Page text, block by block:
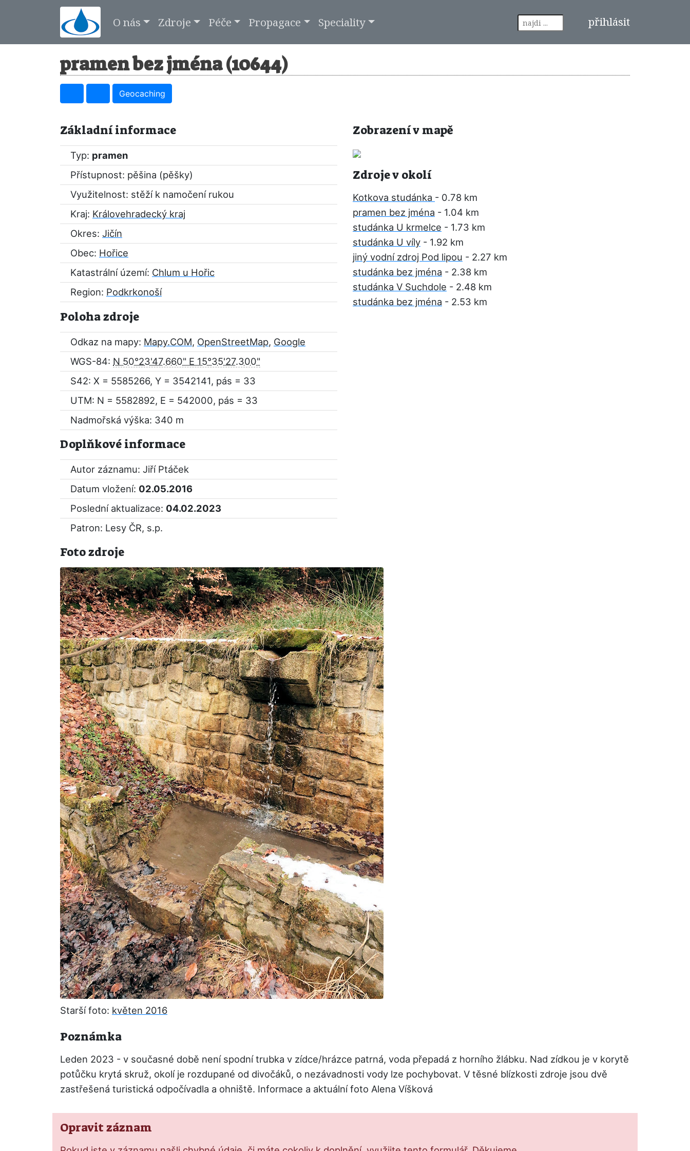
O nás Zdroje Péče Propagace Speciality přihlásit
pramen bez jména (10644)
Geocaching
Základní informace
Typ: pramen
Přístupnost: pěšina (pěšky)
Využitelnost: stěží k namočení rukou
Kraj: Královehradecký kraj
Okres: Jičín
Obec: Hořice
Katastrální území: Chlum u Hořic
Region: Podkrkonoší
Poloha zdroje
Odkaz na mapy: Mapy.COM, OpenStreetMap, Google
WGS-84: N 50°23'47.660" E 15°35'27.300"
S42: X = 5585266, Y = 3542141, pás = 33
UTM: N = 5582892, E = 542000, pás = 33
Nadmořská výška: 340 m
Doplňkové informace
Autor záznamu: Jiří Ptáček
Datum vložení: 02.05.2016
Poslední aktualizace: 04.02.2023
Patron: Lesy ČR, s.p.
Zobrazení v mapě
Zdroje v okolí
Kotkova studánka - 0.78 km
pramen bez jména - 1.04 km
studánka U krmelce - 1.73 km
studánka U víly - 1.92 km
jiný vodní zdroj Pod lipou - 2.27 km
studánka bez jména - 2.38 km
studánka V Suchdole - 2.48 km
studánka bez jména - 2.53 km
Foto zdroje
Starší foto: květen 2016
Poznámka
Leden 2023 - v současné době není spodní trubka v zídce/hrázce patrná, voda přepadá z horního žlábku. Nad zídkou je v korytě
potůčku krytá skruž, okolí je rozdupané od divočáků, o nezávadnosti vody lze pochybovat. V těsné blízkosti zdroje jsou dvě
zastřešená turistická odpočívadla a ohniště. Informace a aktuální foto Alena Víšková
Opravit záznam